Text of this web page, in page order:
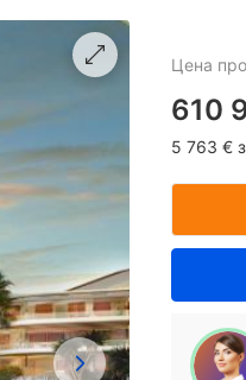
Цена
610
5 763 €